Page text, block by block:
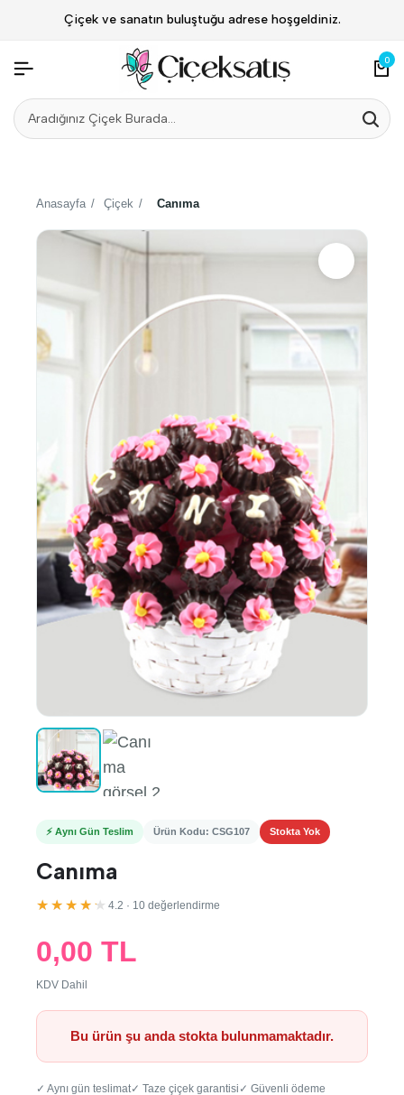
Çiçek ve sanatın buluştuğu adrese hoşgeldiniz.
0
Anasayfa / Çiçek / Canıma
⚡ Aynı Gün Teslim Ürün Kodu: CSG107 Stokta Yok
Canıma
★★★★★ 4.2 · 10 değerlendirme
0,00 TL
KDV Dahil
Bu ürün şu anda stokta bulunmamaktadır.
✓ Aynı gün teslimat✓ Taze çiçek garantisi ✓ Güvenli ödeme